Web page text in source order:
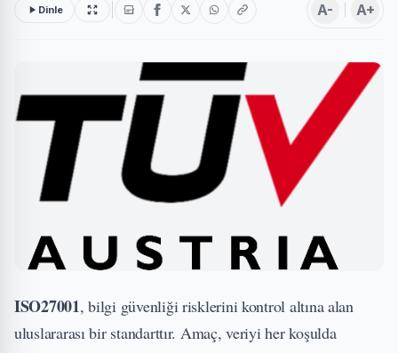
Dinle A- A+
ISO27001, bilgi güvenliği risklerini kontrol altına alan
uluslararası bir standarttır. Amaç, veriyi her koşulda